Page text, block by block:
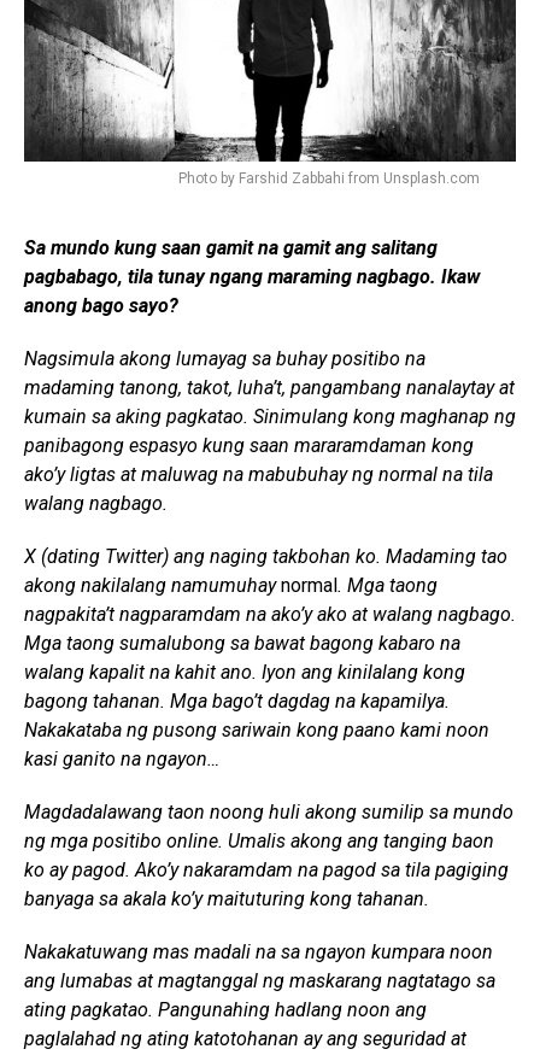
Photo by Farshid Zabbahi from Unsplash.com
Sa mundo kung saan gamit na gamit ang salitang
pagbabago, tila tunay ngang maraming nagbago. Ikaw
anong bago sayo?
Nagsimula akong lumayag sa buhay positibo na
madaming tanong, takot, luha’t, pangambang nanalaytay at
kumain sa aking pagkatao. Sinimulang kong maghanap ng
panibagong espasyo kung saan mararamdaman kong
ako’y ligtas at maluwag na mabubuhay ng normal na tila
walang nagbago.
X (dating Twitter) ang naging takbohan ko. Madaming tao
akong nakilalang namumuhaynormal . Mga taong
nagpakita’t nagparamdam na ako’y ako at walang nagbago.
Mga taong sumalubong sa bawat bagong kabaro na
walang kapalit na kahit ano. Iyon ang kinilalang kong
bagong tahanan. Mga bago’t dagdag na kapamilya.
Nakakataba ng pusong sariwain kong paano kami noon
kasi ganito na ngayon…
Magdadalawang taon noong huli akong sumilip sa mundo
ng mga positibo online. Umalis akong ang tanging baon
ko ay pagod. Ako’y nakaramdam na pagod sa tila pagiging
banyaga sa akala ko’y maituturing kong tahanan.
Nakakatuwang mas madali na sa ngayon kumpara noon
ang lumabas at magtanggal ng maskarang nagtatago sa
ating pagkatao. Pangunahing hadlang noon ang
paglalahad ng ating katotohanan ay ang seguridad at